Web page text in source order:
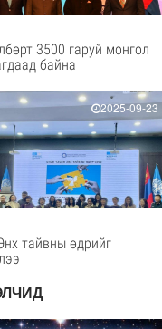
Нийгэм
Хогноос эрчим хүч
МВт-ын х..
2 цаг 10 минутын өмнө
Монелийн гудамжны
авто замыг өнөөдрөөс
хааж, зас..
Нийгэм
тэрбу..
Улс төр
3 цаг 31 минутын өмнө
3500 гаруй монгол
байна
2025-09-23
тайвны өдрийг